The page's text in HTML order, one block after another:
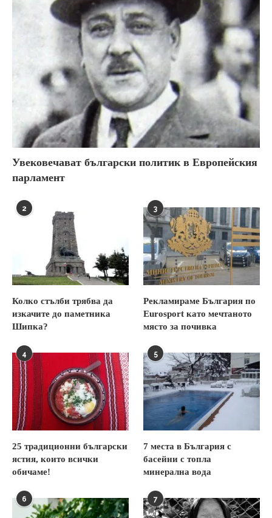
Увековечават български политик в Европейския
парламент
2
Колко стълби трябва да
изкачите до паметника
Шипка?
3
Рекламираме България по
Eurosport като мечтаното
място за почивка
4
25 традиционни български
ястия, които всички
обичаме!
5
7 места в България с
басейни с топла
минерална вода
6 7